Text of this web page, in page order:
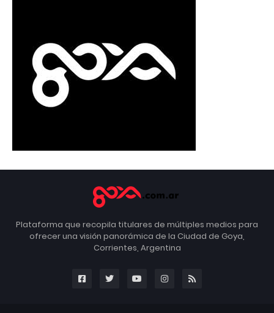
Plataforma que recopila titulares de múltiples medios para
ofrecer una visión panorámica de la Ciudad de Goya,
Corrientes, Argentina